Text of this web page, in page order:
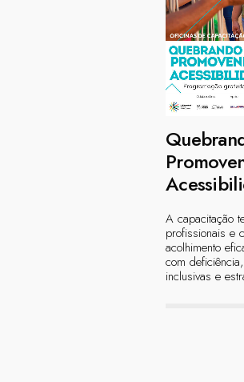
A capacitação
profissionais e
acolhimento
com
inclusivas e